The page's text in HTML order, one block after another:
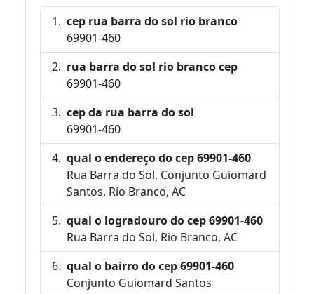
cep rua barra do sol rio branco
69901-460
rua barra do sol rio branco cep
69901-460
cep da rua barra do sol
69901-460
qual o endereço do cep 69901-460
Rua Barra do Sol, Conjunto Guiomard
Santos, Rio Branco, AC
qual o logradouro do cep 69901-460
Rua Barra do Sol, Rio Branco, AC
qual o bairro do cep 69901-460
Conjunto Guiomard Santos